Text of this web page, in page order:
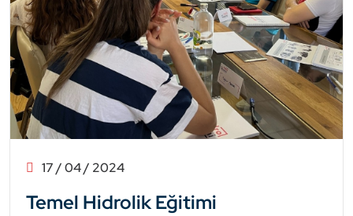
17 / 04 / 2024
Temel Hidrolik Eğitimi